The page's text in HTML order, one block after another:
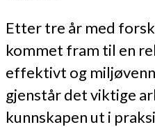
Etter tre år med
kommet fram til en
effektivt og
gjenstår det viktige
kunnskapen ut i